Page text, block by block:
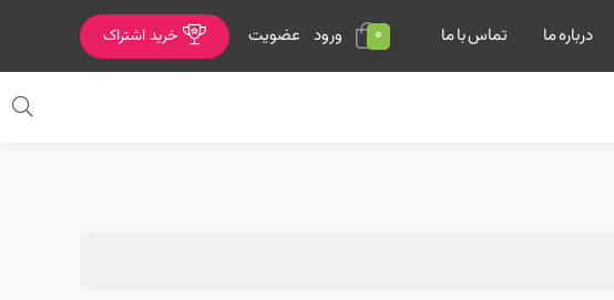
درباره ما تماس با ما 0 ورود عضویت خرید اشتراک